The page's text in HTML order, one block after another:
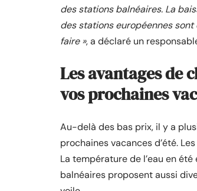
des stations balnéaires. La
des stations européennes
faire », a déclaré un
Les avantages de
vos prochaines
Au-delà des bas prix, il y a
prochaines vacances d’été. Les
La température de l’eau en
balnéaires proposent aussi